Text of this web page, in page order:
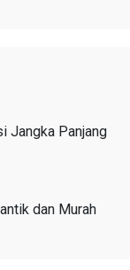
Jangka Panjang
dan Murah